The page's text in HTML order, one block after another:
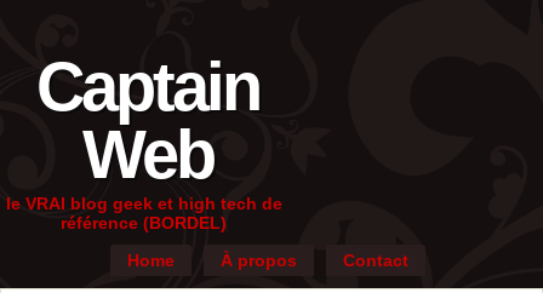
Captain
Web
le VRAI blog geek et high tech de
référence (BORDEL)
Home
À propos Contact